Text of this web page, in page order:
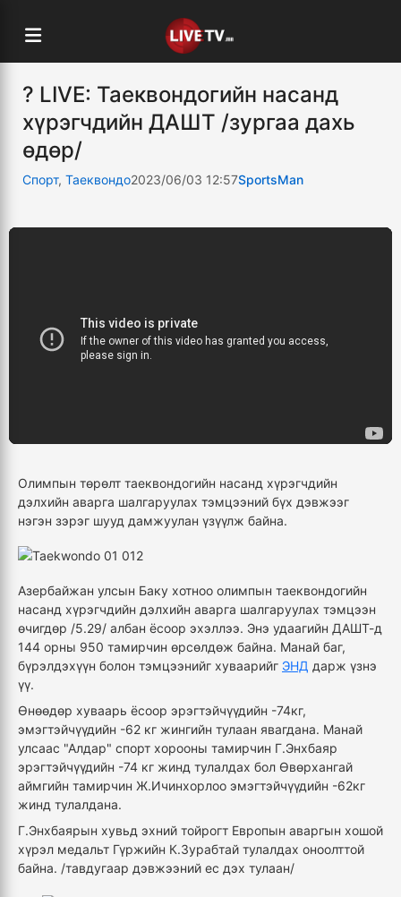
? LIVE: Таеквондогийн насанд
хүрэгчдийн ДАШТ /зургаа дахь
өдөр/
Спорт, Таеквондо2023/06/03 12:57SportsMan
Олимпын төрөлт таеквондогийн насанд хүрэгчдийн
дэлхийн аварга шалгаруулах тэмцээний бүх дэвжээг
нэгэн зэрэг шууд дамжуулан үзүүлж байна.
Азербайжан улсын Баку хотноо олимпын таеквондогийн
насанд хүрэгчдийн дэлхийн аварга шалгаруулах тэмцээн
өчигдөр /5.29/ албан ёсоор эхэллээ. Энэ удаагийн ДАШТ-д
144 орны 950 тамирчин өрсөлдөж байна. Манай баг,
бүрэлдэхүүн болон тэмцээнийг хуваарийг ЭНД дарж үзнэ
үү.
Өнөөдөр хуваарь ёсоор эрэгтэйчүүдийн -74кг,
эмэгтэйчүүдийн -62 кг жингийн тулаан явагдана. Манай
улсаас "Алдар" спорт хорооны тамирчин Г.Энхбаяр
эрэгтэйчүүдийн -74 кг жинд тулалдах бол Өвөрхангай
аймгийн тамирчин Ж.Ичинхорлоо эмэгтэйчүүдийн -62кг
жинд тулалдана.
Г.Энхбаярын хувьд эхний тойрогт Европын аваргын хошой
хүрэл медальт Гүржийн К.Зурабтай тулалдах оноолттой
байна. /тавдугаар дэвжээний ес дэх тулаан/